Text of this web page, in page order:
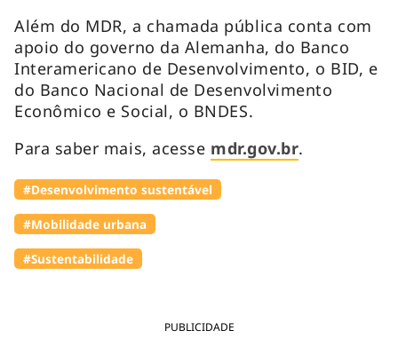
PUBLICIDADE
Além do MDR, a chamada pública conta com
apoio do governo da Alemanha, do Banco
Interamericano de Desenvolvimento, o BID, e
do Banco Nacional de Desenvolvimento
Econômico e Social, o BNDES.
Para saber mais, acesse mdr.gov.br.
#Desenvolvimento sustentável
#Mobilidade urbana
#Sustentabilidade